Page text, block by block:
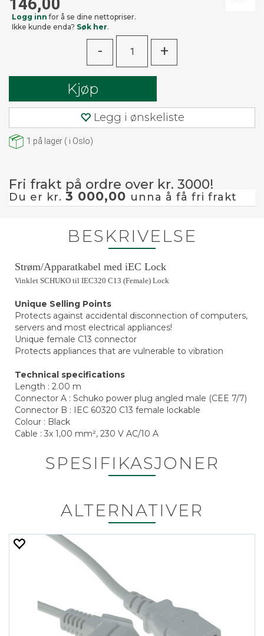
Logg inn for å se dine nettopriser.
Ikke kunde enda? Søk her.
- +
Kjøp
Legg i ønskeliste
1 på lager ( i Oslo)
Fri frakt på ordre over kr. 3000!
Du er kr. 3 000,00 unna å få fri frakt
BESKRIVELSE
Strøm/Apparatkabel med iEC Lock
Vinklet SCHUKO til IEC320 C13 (Female) Lock
Unique Selling Points
Protects against accidental disconnection of computers,
servers and most electrical appliances!
Unique female C13 connector
Protects appliances that are vulnerable to vibration
Technical specifications
Length : 2.00 m
Connector A : Schuko power plug angled male (CEE 7/7)
Connector B : IEC 60320 C13 female lockable
Colour : Black
Cable : 3x 1,00 mm², 230 V AC/10 A
SPESIFIKASJONER
ALTERNATIVER